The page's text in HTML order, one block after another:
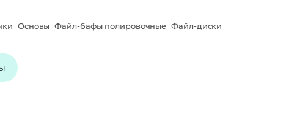
Основы Файл-бафы полировочные Файл-диски